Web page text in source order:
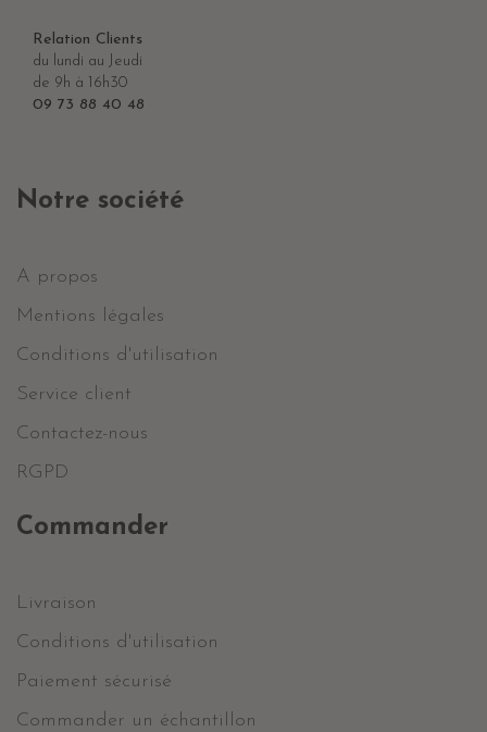
Relation Clients
du lundi au Jeudi
de 9h à 16h30
09 73 88 40 48
Notre société
A propos
Mentions légales
Conditions d'utilisation
Service client
Contactez-nous
RGPD
Commander
Livraison
Conditions d'utilisation
Paiement sécurisé
Commander un échantillon